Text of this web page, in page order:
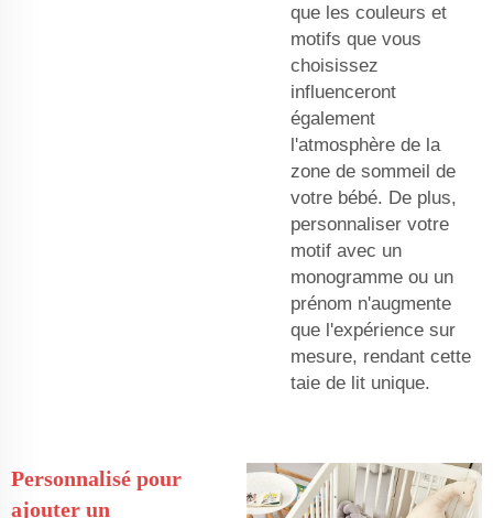
que les couleurs et
motifs que vous
choisissez
influenceront
également
l'atmosphère de la
zone de sommeil de
votre bébé. De plus,
personnaliser votre
motif avec un
monogramme ou un
prénom n'augmente
que l'expérience sur
mesure, rendant cette
taie de lit unique.
Personnalisé pour
ajouter un